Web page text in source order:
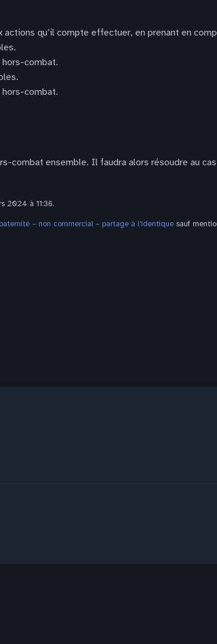
actions qu’il compte effectuer, en prenant en
hors-combat.
hors-combat.
combat ensemble. Il faudra alors résoudre au
2024 à 11:36.
– non commercial – partage à l’identique sauf